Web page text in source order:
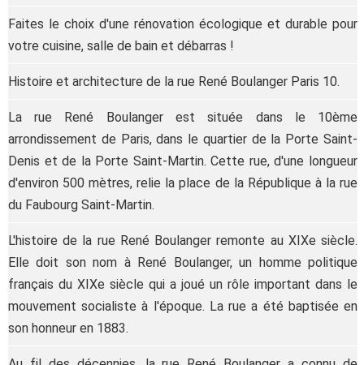
Faites le choix d'une rénovation écologique et durable pour
votre cuisine, salle de bain et débarras !
Histoire et architecture de la rue René Boulanger Paris 10.
La rue René Boulanger est située dans le 10ème
arrondissement de Paris, dans le quartier de la Porte Saint-
Denis et de la Porte Saint-Martin. Cette rue, d'une longueur
d'environ 500 mètres, relie la place de la République à la rue
du Faubourg Saint-Martin.
L'histoire de la rue René Boulanger remonte au XIXe siècle.
Elle doit son nom à René Boulanger, un homme politique
français du XIXe siècle qui a joué un rôle important dans le
mouvement socialiste à l'époque. La rue a été baptisée en
son honneur en 1883.